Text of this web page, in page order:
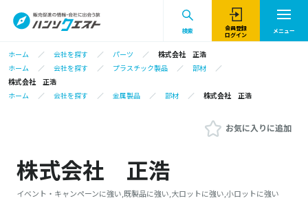
検索
会員登録
ログイン
メニュー
ホーム 会社を探す パーツ
株式会社 正浩
ホーム
会社を探す プラスチック製品
部材
株式会社 正浩
ホーム
会社を探す 金属製品 部材 株式会社 正浩
お気に入りに追加
株式会社 正浩
イベント・キャンペーンに強い,既製品に強い,大ロットに強い,小ロットに強い